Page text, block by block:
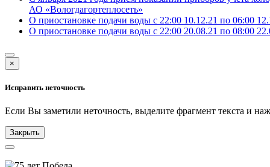
АО «Вологдагортеплосеть»
О приостановке подачи воды с 22:00 10.12.21 по 06:00
О приостановке подачи воды с 22:00 20.08.21 по 08:00
×
Исправить неточность
Если Вы заметили неточность, выделите фрагмент текста и
Закрыть